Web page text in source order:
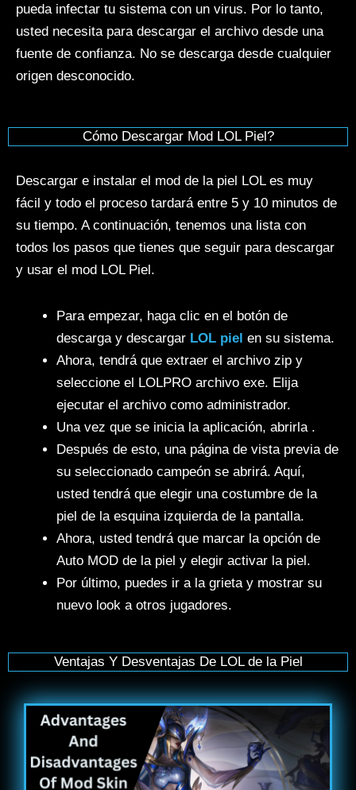
pueda infectar tu sistema con un virus. Por lo tanto,
usted necesita para descargar el archivo desde una
fuente de confianza. No se descarga desde cualquier
origen desconocido.
Cómo Descargar Mod LOL Piel?
Descargar e instalar el mod de la piel LOL es muy
fácil y todo el proceso tardará entre 5 y 10 minutos de
su tiempo. A continuación, tenemos una lista con
todos los pasos que tienes que seguir para descargar
y usar el mod LOL Piel.
Para empezar, haga clic en el botón de
descarga y descargar LOL piel en su sistema.
Ahora, tendrá que extraer el archivo zip y
seleccione el LOLPRO archivo exe. Elija
ejecutar el archivo como administrador.
Una vez que se inicia la aplicación, abrirla .
Después de esto, una página de vista previa de
su seleccionado campeón se abrirá. Aquí,
usted tendrá que elegir una costumbre de la
piel de la esquina izquierda de la pantalla.
Ahora, usted tendrá que marcar la opción de
Auto MOD de la piel y elegir activar la piel.
Por último, puedes ir a la grieta y mostrar su
nuevo look a otros jugadores.
Ventajas Y Desventajas De LOL de la Piel